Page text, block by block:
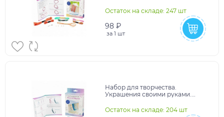
красок. Арт. 08059
Остаток на складе: 247 шт
98 ₽
за 1 шт
Набор для творчества.
Украшения своими руками.
Бриз. Арт. 08058
Остаток на складе: 204 шт